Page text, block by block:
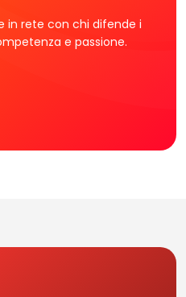
in rete con chi difende i
e passione.